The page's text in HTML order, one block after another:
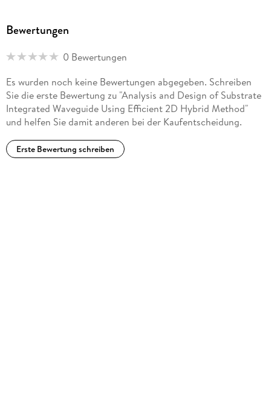
From 2004 to 2009, he is with the Microwave Research
Radio Waves Inc. , Billerica, Massachusetts. His current
optimizations in electromagnetics, ultrawide-band radio
systems and multiple[1]input-multiple-output systems. Dr. Wu
is a member of Sigma Xi Society and a member of Phi Kappa
Phi Society.
Bewertungen
0 Bewertungen
Es wurden noch keine Bewertungen abgegeben. Schreiben
Sie die erste Bewertung zu "Analysis and Design of Substrate
Integrated Waveguide Using Efficient 2D Hybrid Method"
und helfen Sie damit anderen bei der Kaufentscheidung.
Erste Bewertung schreiben